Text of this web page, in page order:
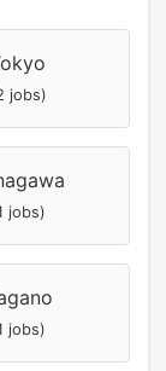
jobs)
jobs)
jobs)